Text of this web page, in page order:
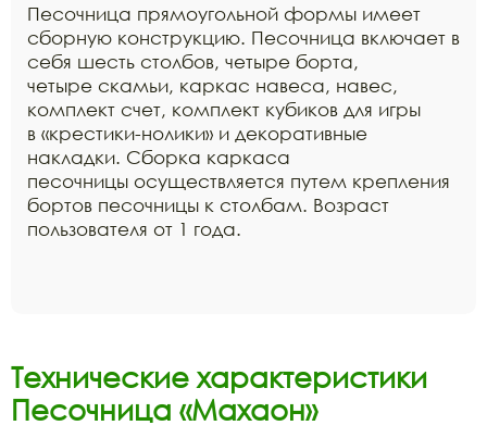
Песочница прямоугольной формы имеет
сборную конструкцию. Песочница включает в
себя шесть столбов, четыре борта,
четыре скамьи, каркас навеса, навес,
комплект счет, комплект кубиков для игры
в «крестики-нолики» и декоративные
накладки. Сборка каркаса
песочницы осуществляется путем крепления
бортов песочницы к столбам. Возраст
пользователя от 1 года.
Технические характеристики
Песочница «Махаон»